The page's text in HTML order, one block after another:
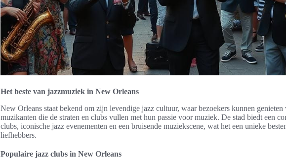
Het beste van jazzmuziek in New Orleans
New Orleans staat bekend om zijn levendige jazz cultuur, waar bezoekers kunnen genieten
muzikanten die de straten en clubs vullen met hun passie voor muziek. De stad biedt een
clubs, iconische jazz evenementen en een bruisende muziekscene, wat het een unieke
liefhebbers.
Populaire jazz clubs in New Orleans